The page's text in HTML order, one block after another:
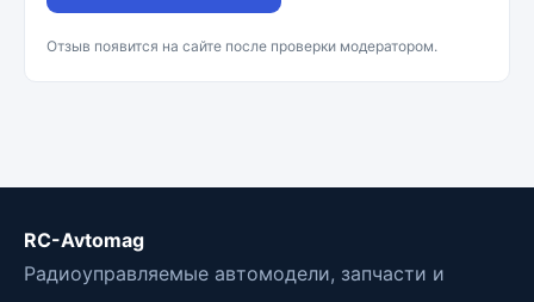
Отзыв появится на сайте после проверки модератором.
RC-Avtomag
Радиоуправляемые автомодели, запчасти и